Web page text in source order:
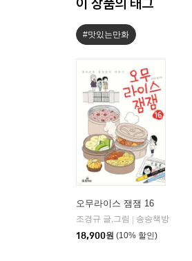
#맛있는만화
오무라이스 잼잼 16
조경규 글,그림
송송책방
18,900원 (10% 할인)